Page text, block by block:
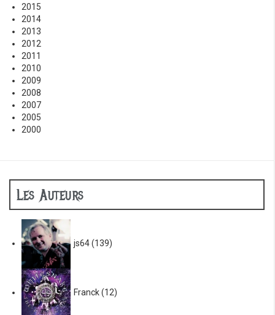
2015
2014
2013
2012
2011
2010
2009
2008
2007
2005
2000
Les Auteurs
js64(139)
Franck(12)